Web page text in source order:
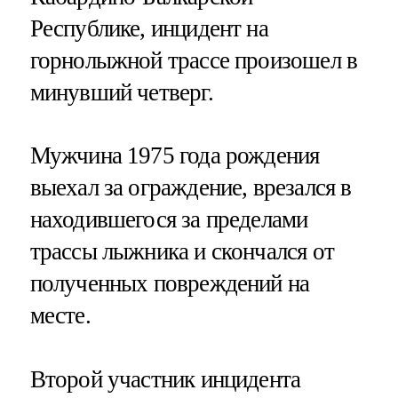
Республике, инцидент на
горнолыжной трассе произошел в
минувший четверг.
Мужчина 1975 года рождения
выехал за ограждение, врезался в
находившегося за пределами
трассы лыжника и скончался от
полученных повреждений на
месте.
Второй участник инцидента